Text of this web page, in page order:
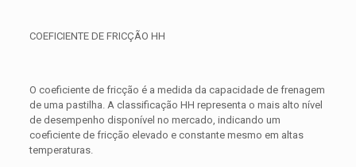
COEFICIENTE DE FRICÇÃO HH
O coeficiente de fricção é a medida da capacidade de frenagem
de uma pastilha. A classificação HH representa o mais alto nível
de desempenho disponível no mercado, indicando um
coeficiente de fricção elevado e constante mesmo em altas
temperaturas.